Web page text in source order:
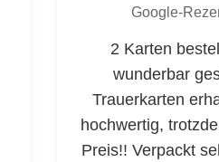
Google-
2 Karten
wunderbar
Trauerkarten
hochwertig,
Preis!! Verpackt